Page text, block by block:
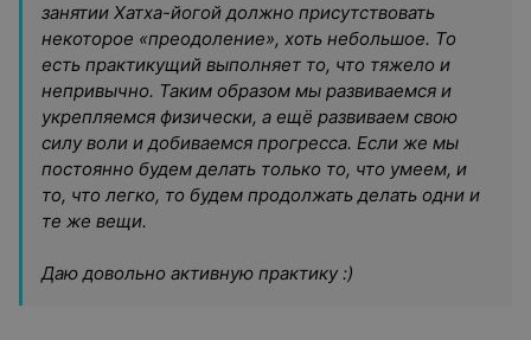
занятии Хатха-йогой должно присутствовать
некоторое «преодоление», хоть небольшое. То
есть практикущий выполняет то, что тяжело и
непривычно. Таким образом мы развиваемся и
укрепляемся физически, а ещё развиваем свою
силу воли и добиваемся прогресса. Если же мы
постоянно будем делать только то, что умеем, и
то, что легко, то будем продолжать делать одни и
те же вещи.
Даю довольно активную практику :)